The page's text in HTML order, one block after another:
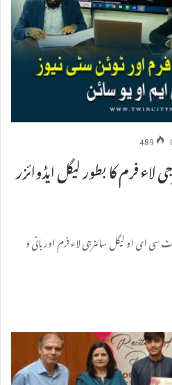
489
لاء فرم کا بطور لیگل ایڈوائزر
ای او لیگل سائنرجی لاء فرم اور بانی و